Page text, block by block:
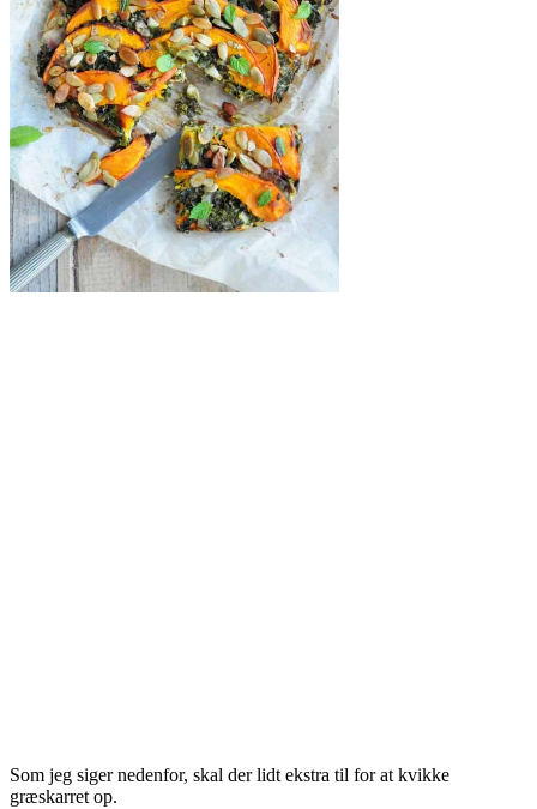
Som jeg siger nedenfor, skal der lidt ekstra til for at kvikke
græskarret op.